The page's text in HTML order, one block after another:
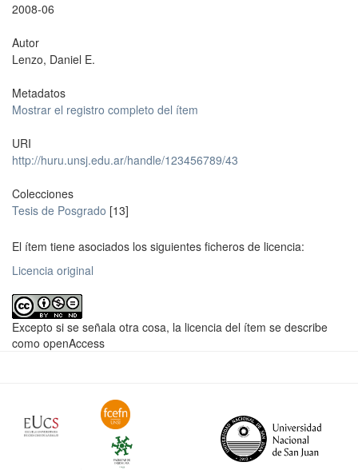
2008-06
Autor
Lenzo, Daniel E.
Metadatos
Mostrar el registro completo del ítem
URI
http://huru.unsj.edu.ar/handle/123456789/43
Colecciones
Tesis de Posgrado [13]
El ítem tiene asociados los siguientes ficheros de licencia:
Licencia original
Excepto si se señala otra cosa, la licencia del ítem se describe
como openAccess